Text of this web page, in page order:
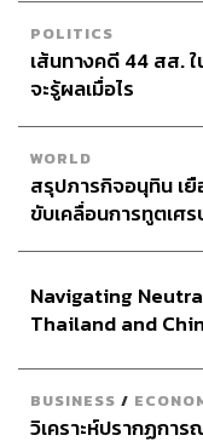
POLITICS
เส้นทางคดี 44 สส.
จะรู้ผลเมื่อไร
WORLD
สรุปภารกิจอนุทิน เยื
ขับเคลื่อนการทูตเศ
Navigating
Thailand and
BUSINESS /
วิเคราะห์ปรากฏกา